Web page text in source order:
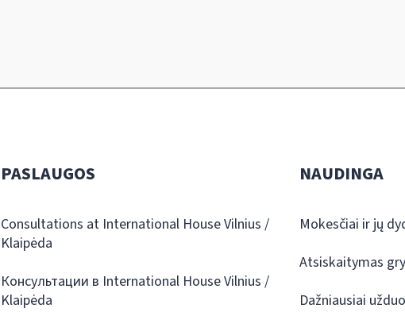
PASLAUGOS
Consultations at International House Vilnius /
Klaipėda
Консультации в International House Vilnius /
Klaipėda
NAUDINGA
Mokesčiai ir jų
Atsiskaitymas
Dažniausiai